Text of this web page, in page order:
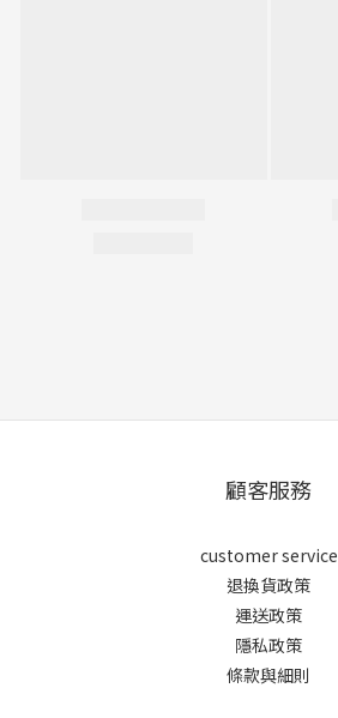
顧客服務
customer service
退換貨政策
運送政策
隱私政策
條款與細則